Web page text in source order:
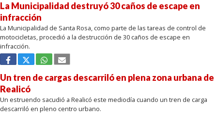
La Municipalidad destruyó 30 caños de escape en
infracción
La Municipalidad de Santa Rosa, como parte de las tareas de control de
motocicletas, procedió a la destrucción de 30 caños de escape en
infracción.
Un tren de cargas descarriló en plena zona urbana de
Realicó
Un estruendo sacudió a Realicó este mediodía cuando un tren de carga
descarriló en pleno centro urbano.